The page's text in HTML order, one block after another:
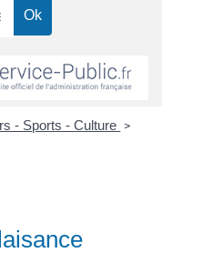
- Sports - Culture >